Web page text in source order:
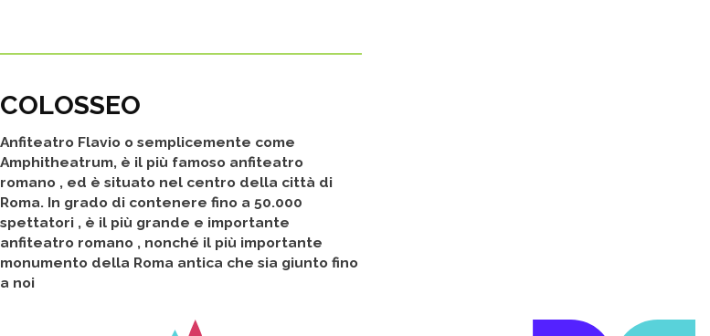
COLOSSEO
Anfiteatro Flavio o semplicemente come
Amphitheatrum, è il più famoso anfiteatro
romano , ed è situato nel centro della città di
Roma. In grado di contenere fino a 50.000
spettatori , è il più grande e importante
anfiteatro romano , nonché il più importante
monumento della Roma antica che sia giunto fino
a noi